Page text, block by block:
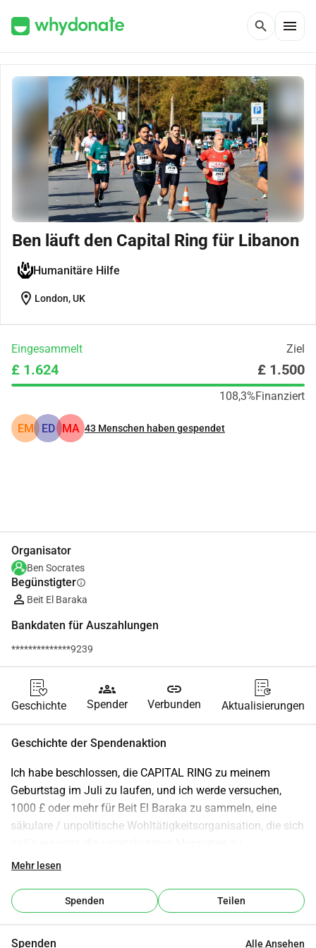
search menu
Ben läuft den Capital Ring für Libanon
Humanitäre Hilfe
location_on London, UK
Eingesammelt Ziel
£ 1.624 £ 1.500
108,3%Finanziert
EM ED MA 43 Menschen haben gespendet
Organisator
Ben Socrates
Begünstigterinfo
Beit El Baraka
Bankdaten für Auszahlungen
**************9239
Geschichte
groups
Spender
link
Verbunden Aktualisierungen
Geschichte der Spendenaktion
Ich habe beschlossen, die CAPITAL RING zu meinem
Geburtstag im Juli zu laufen, und ich werde versuchen,
1000 £ oder mehr für Beit El Baraka zu sammeln, eine
säkulare / unpolitische Wohltätigkeitsorganisation, die sich
unterstützen, unabhängig von Religion und Ethnie. Ihr
dem Südlibanon, indem er Lebensmittel, Medikamente und
wichtige Hilfsgüter für diejenigen bereitstellt, die alles
Mehr lesen
Spenden Teilen
Spenden Alle Ansehen